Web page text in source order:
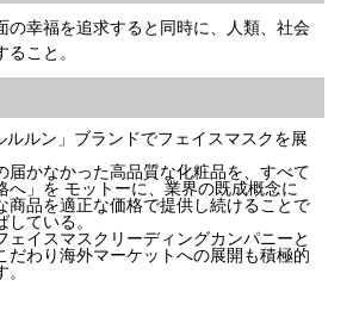
の幸福を追求すると同時に、人類、社会
こと。
ルン」ブランドでフェイスマスクを展
届かなかった高品質な化粧品を、すべて
へ」を モットーに、業界の既成概念に
商品を適正な価格で提供し続けることで
ている。
ェイスマスクリーディングカンパニーと
だわり海外マーケットへの展開も積極的